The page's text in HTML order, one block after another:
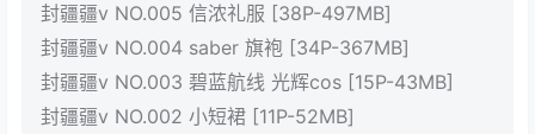
封疆疆v NO.005 信浓礼服 [38P-497MB]
封疆疆v NO.004 saber 旗袍 [34P-367MB]
封疆疆v NO.003 碧蓝航线 光辉cos [15P-43MB]
封疆疆v NO.002 小短裙 [11P-52MB]